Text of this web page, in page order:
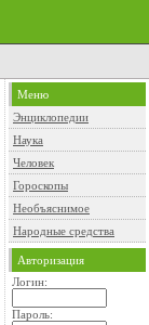
Меню
Энциклопедии
Наука
Человек
Гороскопы
Необъяснимое
Народные средства
Авторизация
Логин:
Пароль: